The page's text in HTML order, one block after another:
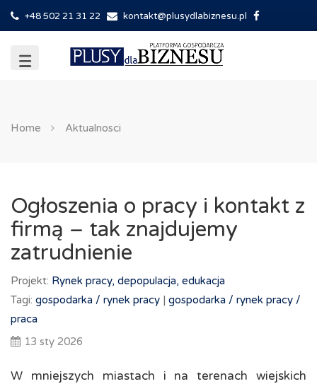
+48 502 21 31 22 kontakt@plusydlabiznesu.pl
Home Aktualnosci
Ogłoszenia o pracy i kontakt z
firmą – tak znajdujemy
zatrudnienie
Projekt: Rynek pracy, depopulacja, edukacja
Tagi: gospodarka / rynek pracy | gospodarka / rynek pracy /
praca
13 sty 2026
W mniejszych miastach i na terenach wiejskich